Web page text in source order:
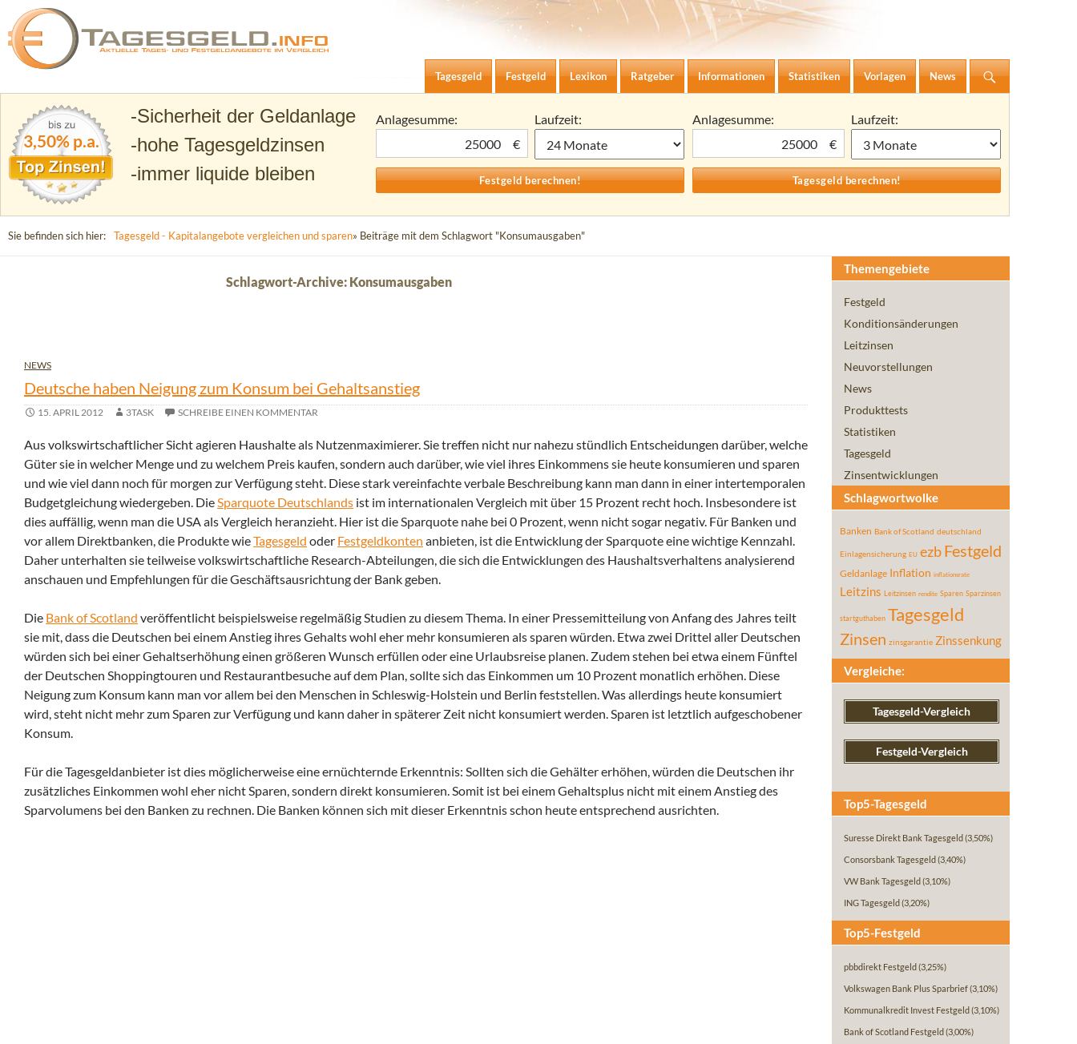
Tagesgeld.info – Tagesgeldkonten vergleichen und Tagesgeld-Zinsen berechnen
Zum Inhalt springen
Tagesgeld
Festgeld Lexikon Ratgeber Informationen Statistiken Vorlagen News
3,50% p.a.
Sicherheit der Geldanlage
hohe Tagesgeldzinsen
immer liquide bleiben
Anlagesumme:
€
Laufzeit:
Anlagesumme:
€
Laufzeit:
Sie befinden sich hier: Tagesgeld - Kapitalangebote vergleichen und sparen» Beiträge mit dem Schlagwort "Konsumausgaben"
Schlagwort-Archive: Konsumausgaben
NEWS
Deutsche haben Neigung zum Konsum bei Gehaltsanstieg
15. APRIL 2012 3TASK SCHREIBE EINEN KOMMENTAR
Aus volkswirtschaftlicher Sicht agieren Haushalte als Nutzenmaximierer. Sie treffen nicht nur nahezu stündlich Entscheidungen darüber, welche
Güter sie in welcher Menge und zu welchem Preis kaufen, sondern auch darüber, wie viel ihres Einkommens sie heute konsumieren und sparen
und wie viel dann noch für morgen zur Verfügung steht. Diese stark vereinfachte verbale Beschreibung kann man dann in einer intertemporalen
Budgetgleichung wiedergeben. DieSparquote Deutschlands ist im internationalen Vergleich mit über 15 Prozent recht hoch. Insbesondere ist
dies auffällig, wenn man die USA als Vergleich heranzieht. Hier ist die Sparquote nahe bei 0 Prozent, wenn nicht sogar negativ. Für Banken und
vor allem Direktbanken, die Produkte wieTagesgeld oder Festgeldkonten anbieten, ist die Entwicklung der Sparquote eine wichtige Kennzahl.
Daher unterhalten sie teilweise volkswirtschaftliche Research-Abteilungen, die sich die Entwicklungen des Haushaltsverhaltens analysierend
anschauen und Empfehlungen für die Geschäftsausrichtung der Bank geben.
Die Bank of Scotland veröffentlicht beispielsweise regelmäßig Studien zu diesem Thema. In einer Pressemitteilung von Anfang des Jahres teilt
sie mit, dass die Deutschen bei einem Anstieg ihres Gehalts wohl eher mehr konsumieren als sparen würden. Etwa zwei Drittel aller Deutschen
würden sich bei einer Gehaltserhöhung einen größeren Wunsch erfüllen oder eine Urlaubsreise planen. Zudem stehen bei etwa einem Fünftel
der Deutschen Shoppingtouren und Restaurantbesuche auf dem Plan, sollte sich das Einkommen um 10 Prozent monatlich erhöhen. Diese
Neigung zum Konsum kann man vor allem bei den Menschen in Schleswig-Holstein und Berlin feststellen. Was allerdings heute konsumiert
wird, steht nicht mehr zum Sparen zur Verfügung und kann daher in späterer Zeit nicht konsumiert werden. Sparen ist letztlich aufgeschobener
Konsum.
Für die Tagesgeldanbieter ist dies möglicherweise eine ernüchternde Erkenntnis: Sollten sich die Gehälter erhöhen, würden die Deutschen ihr
zusätzliches Einkommen wohl eher nicht Sparen, sondern direkt konsumieren. Somit ist bei einem Gehaltsplus nicht mit einem Anstieg des
Sparvolumens bei den Banken zu rechnen. Die Banken können sich mit dieser Erkenntnis schon heute entsprechend ausrichten.
Themengebiete
Festgeld
Konditionsänderungen
Leitzinsen
Neuvorstellungen
News
Produkttests
Statistiken
Tagesgeld
Zinsentwicklungen
Schlagwortwolke
Banken Bank of Scotland deutschland
Einlagensicherung EU ezbFestgeld
Geldanlage Inflation inflationsrate
Leitzins Leitzinsen rendite Sparen Sparzinsen
startguthaben Tagesgeld
Zinsen zinsgarantie Zinssenkung
Vergleiche:
Tagesgeld-Vergleich
Festgeld-Vergleich
Top5-Tagesgeld
Suresse Direkt Bank Tagesgeld (3,50%)
Consorsbank Tagesgeld (3,40%)
VW Bank Tagesgeld (3,10%)
ING Tagesgeld (3,20%)
Top5-Festgeld
pbbdirekt Festgeld (3,25%)
Volkswagen Bank Plus Sparbrief(3,10%)
Kommunalkredit Invest Festgeld (3,10%)
Bank of Scotland Festgeld (3,00%)